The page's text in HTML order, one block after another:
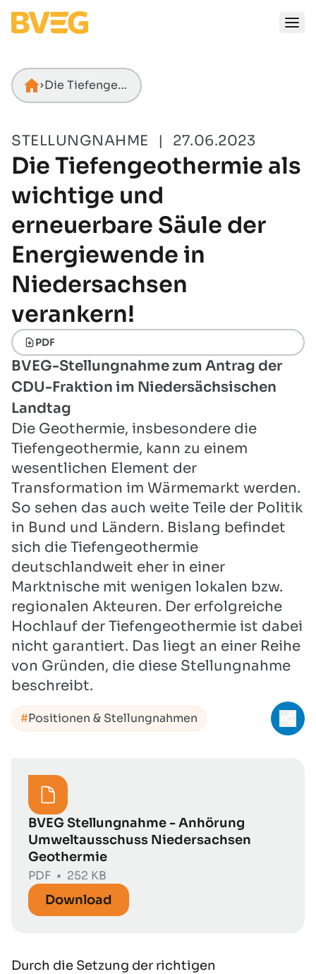
Startseite
Die Tiefengeothermie als wichtige und erneuerbare Säule der Energiewende in Niedersachsen verankern!
STELLUNGNAHME | 27.06.2023
Die Tiefengeothermie als
wichtige und
erneuerbare Säule der
Energiewende in
Niedersachsen
verankern!
PDF
BVEG-Stellungnahme zum Antrag der
CDU-Fraktion im Niedersächsischen
Landtag
Die Geothermie, insbesondere die
Tiefengeothermie, kann zu einem
wesentlichen Element der
Transformation im Wärmemarkt werden.
So sehen das auch weite Teile der Politik
in Bund und Ländern. Bislang befindet
sich die Tiefengeothermie
deutschlandweit eher in einer
Marktnische mit wenigen lokalen bzw.
regionalen Akteuren. Der erfolgreiche
Hochlauf der Tiefengeothermie ist dabei
nicht garantiert. Das liegt an einer Reihe
von Gründen, die diese Stellungnahme
beschreibt.
Positionen & Stellungnahmen
BVEG Stellungnahme - Anhörung
Umweltausschuss Niedersachsen
Geothermie
PDF • 252 KB
Download
Durch die Setzung der richtigen